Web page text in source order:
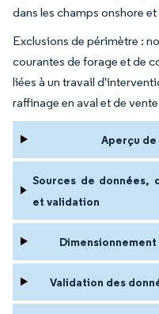
dans les champs onshore
Exclusions de périmètre :
courantes de forage et de
liées à un travail
raffinage en aval et de
Aperçu
Sources de données,
et validation
Validation des